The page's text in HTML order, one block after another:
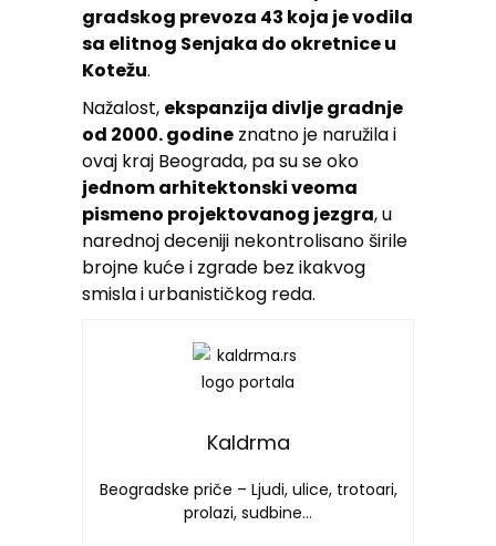
gradskog prevoza 43 koja je vodila
sa elitnog Senjaka do okretnice u
Kotežu.
Nažalost, ekspanzija divlje gradnje
od 2000. godine znatno je naružila i
ovaj kraj Beograda, pa su se oko
jednom arhitektonski veoma
pismeno projektovanog jezgra, u
narednoj deceniji nekontrolisano širile
brojne kuće i zgrade bez ikakvog
smisla i urbanističkog reda.
Kaldrma
Beogradske priče – Ljudi, ulice, trotoari,
prolazi, sudbine…